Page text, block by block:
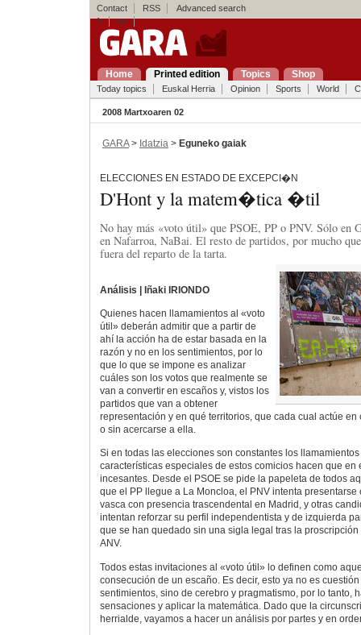
Contact RSS
Advanced search
fr
en
Home Printed edition Topics Shop
Today topics Euskal Herria Opinion Sports World
2008 Martxoaren 02
GARA> Idatzia > Eguneko gaiak
ELECCIONES EN ESTADO DE EXCEPCI�N
D'Hont y la matem�tica �til
No hay más «voto útil» que PSOE, PP o PNV. Sólo en
en Nafarroa, NaBai. El resto de partidos, por mucho
fuera del reparto de la tarta.
Análisis | Iñaki IRIONDO
Quienes hacen llamamientos al «voto
útil» deberán admitir que a partir de
ahí la acción ha de estar basada en la
razón y no en los sentimientos, por lo
que lo que se impone es analizar
cuáles son los votos que realmente se
van a convertir en escaños y, vistos los
partidos que van a obtener
representación y en qué territorios, que cada cual actúe
o sin acercarse a ella.
Si en todas las elecciones son constantes los
características especiales de estos comicios hacen que en
incesantes. Desde el PSOE se pide la papeleta de todos
que el PP llegue a La Moncloa, el PNV intenta presentarse
vasca con presencia trascendental en Madrid, y otras
intentan reforzar su perfil independentista y de izquierda
que se han quedado sin una sigla legal tras la proscripción
ANV.
Todos estas invitaciones al «voto útil» lo definen como
consecución de un escaño. Es decir, esto ya no es
sentimientos, sino de cerebro y pragmatismo, por lo tanto,
sensaciones y aplicar la matemática. Dado que la
herrialde, vayamos a hacer un análisis por partes y en